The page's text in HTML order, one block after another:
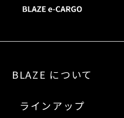
BLAZE について
ラインアップ